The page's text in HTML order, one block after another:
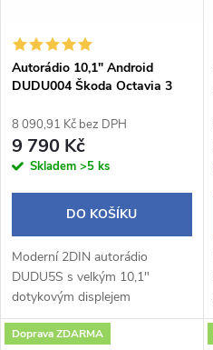
Autorádio 10,1" Android
DUDU004 Škoda Octavia 3
8 090,91 Kč bez DPH
9 790 Kč
Skladem >5 ks
DO KOŠÍKU
Moderní 2DIN autorádio
DUDU5S s velkým 10,1"
dotykovým displejem
1280×720 px a praktickým
otočným potenciometrem
Doprava ZDARMA